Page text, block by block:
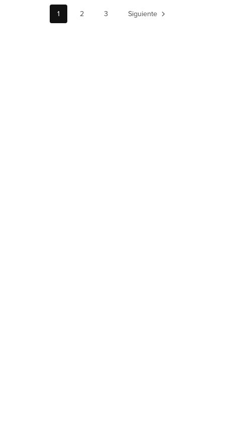
1 2 3 Siguiente